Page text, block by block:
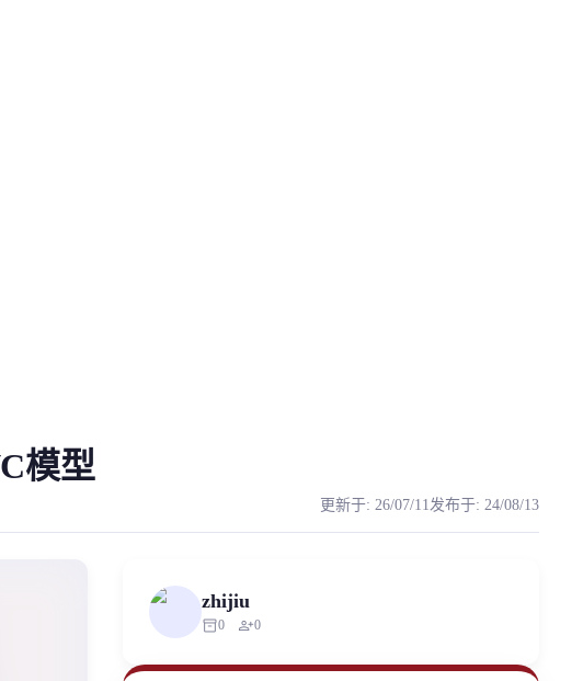
Unauthorized scraping, republishing, model data cloning, or commercial
模型
更新于: 26/07/11发布于: 24/08/13
zhijiu
inventory_20 person_add0